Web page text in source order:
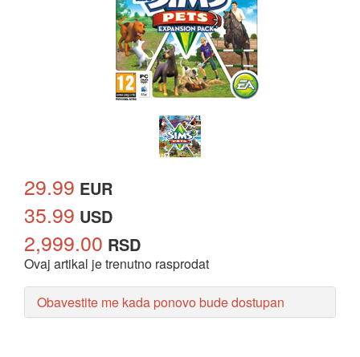
29.99 EUR
35.99 USD
2,999.00 RSD
Ovaj artikal je trenutno rasprodat
Obavestite me kada ponovo bude dostupan